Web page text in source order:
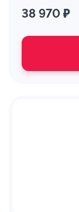
38 970 ₽